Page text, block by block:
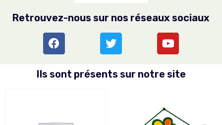
Retrouvez-nous sur nos réseaux sociaux
Ils sont présents sur notre site